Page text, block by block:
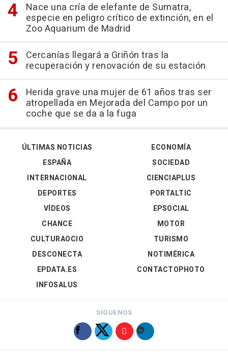
Nace una cría de elefante de Sumatra,
especie en peligro crítico de extinción, en el
Zoo Aquarium de Madrid
Cercanías llegará a Griñón tras la
recuperación y renovación de su estación
Herida grave una mujer de 61 años tras ser
atropellada en Mejorada del Campo por un
coche que se da a la fuga
ÚLTIMAS NOTICIAS
ESPAÑA
INTERNACIONAL
DEPORTES
VÍDEOS
ECONOMÍA
SOCIEDAD
CIENCIAPLUS
PORTALTIC
EPSOCIAL
CHANCE
CULTURAOCIO
DESCONECTA
EPDATA.ES
INFOSALUS
MOTOR
TURISMO
NOTIMÉRICA
CONTACTOPHOTO
SÍGUENOS